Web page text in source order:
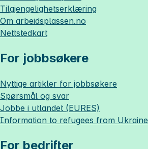
Tilgjengelighetserklæring
Om arbeidsplassen.no
Nettstedkart
For jobbsøkere
Nyttige artikler for jobbsøkere
Spørsmål og svar
Jobbe i utlandet (EURES)
Information to refugees from Ukraine
For bedrifter